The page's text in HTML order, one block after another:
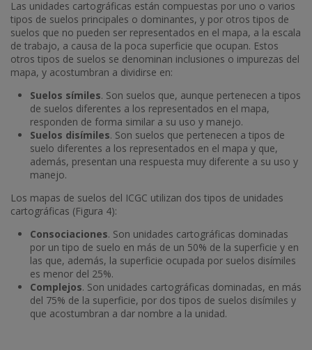
Las unidades cartográficas están compuestas por uno o varios
tipos de suelos principales o dominantes, y por otros tipos de
suelos que no pueden ser representados en el mapa, a la escala
de trabajo, a causa de la poca superficie que ocupan. Estos
otros tipos de suelos se denominan inclusiones o impurezas del
mapa, y acostumbran a dividirse en:
Suelos símiles. Son suelos que, aunque pertenecen a tipos
de suelos diferentes a los representados en el mapa,
responden de forma similar a su uso y manejo.
Suelos disímiles. Son suelos que pertenecen a tipos de
suelo diferentes a los representados en el mapa y que,
además, presentan una respuesta muy diferente a su uso y
manejo.
Los mapas de suelos del ICGC utilizan dos tipos de unidades
cartográficas (Figura 4):
Consociaciones. Son unidades cartográficas dominadas
por un tipo de suelo en más de un 50% de la superficie y en
las que, además, la superficie ocupada por suelos disímiles
es menor del 25%.
Complejos. Son unidades cartográficas dominadas, en más
del 75% de la superficie, por dos tipos de suelos disímiles y
que acostumbran a dar nombre a la unidad.